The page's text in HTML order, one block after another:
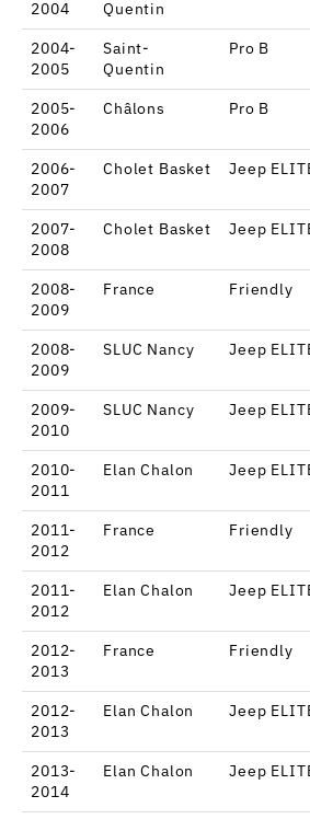
2004
Quentin
2004-
2005
Saint-
Quentin
Pro B
2005-
2006
Châlons Pro B
2006-
2007
Cholet Basket Jeep
2007-
2008
Cholet Basket Jeep
2008-
2009
France Friendly
2008-
2009
SLUC Nancy Jeep
2009-
2010
SLUC Nancy Jeep
2010-
2011
Elan Chalon Jeep
2011-
2012
France Friendly
2011-
2012
Elan Chalon Jeep
2012-
2013
France Friendly
2012-
2013
Elan Chalon Jeep
2013-
2014
Elan Chalon Jeep